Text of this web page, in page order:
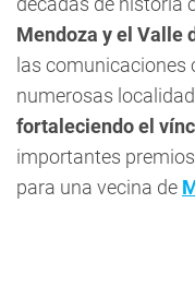
Mendoza y el Valle
las comunicaciones
numerosas
fortaleciendo el
importantes
para una vecina de